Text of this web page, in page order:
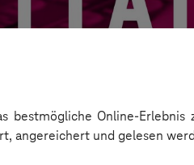
bestmögliche Online-
angereichert und gelesen